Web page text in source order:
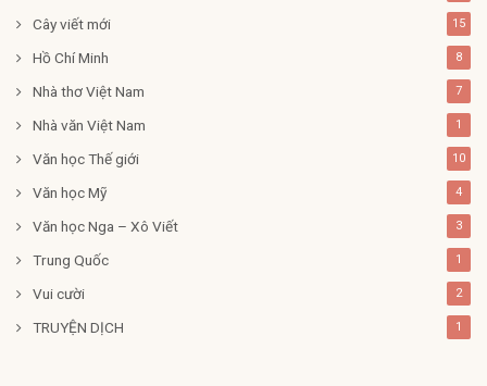
Cây viết mới 15
Hồ Chí Minh 8
Nhà thơ Việt Nam 7
Nhà văn Việt Nam 1
Văn học Thế giới 10
Văn học Mỹ 4
Văn học Nga – Xô Viết 3
Trung Quốc 1
Vui cười 2
TRUYỆN DỊCH 1